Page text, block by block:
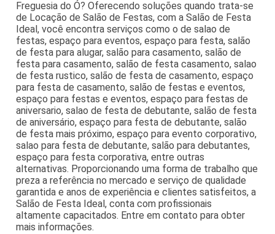
Freguesia do Ó? Oferecendo soluções quando trata-se
de Locação de Salão de Festas, com a Salão de Festa
Ideal, você encontra serviços como o de salao de
festas, espaço para eventos, espaço para festa, salão
de festa para alugar, salão para casamento, salão de
festa para casamento, salão de festa casamento, salao
de festa rustico, salão de festa de casamento, espaço
para festa de casamento, salão de festas e eventos,
espaço para festas e eventos, espaço para festas de
aniversario, salao de festa de debutante, salão de festa
de aniversário, espaço para festa de debutante, salão
de festa mais próximo, espaço para evento corporativo,
salao para festa de debutante, salão para debutantes,
espaço para festa corporativa, entre outras
alternativas. Proporcionando uma forma de trabalho que
preza a referência no mercado e serviço de qualidade
garantida e anos de experiência e clientes satisfeitos, a
Salão de Festa Ideal, conta com profissionais
altamente capacitados. Entre em contato para obter
mais informações.